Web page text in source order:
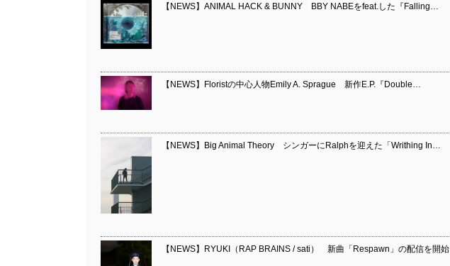
【NEWS】ANIMAL HACK & BUNNY BBY NABEをfeat.した『Falling…
【NEWS】Floristの中心人物Emily A. Sprague 新作E.P.『Double…
【NEWS】Big Animal Theory シンガーにRalphを迎えた「Writhing In…
【NEWS】RYUKI（RAP BRAINS / sati） 新曲「Respawn」の配信を開始